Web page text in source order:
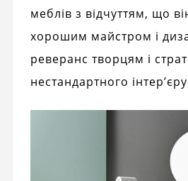
меблів з відчуттям, що
хорошим майстром і
реверанс творцям і
нестандартного